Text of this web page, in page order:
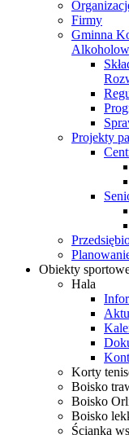
Firmy
Gminna
Projekty
Obiekty
Hala
Korty
Boisko
Boisko
Boisko
Ścianka